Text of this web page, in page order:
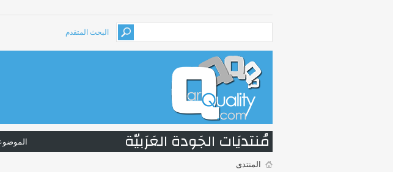
البحث المتقدم
مُنتديَات الجَودة العَرَبيّة
المنتدى